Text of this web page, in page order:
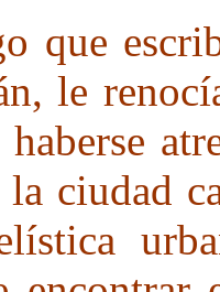
que
le
la ciudad